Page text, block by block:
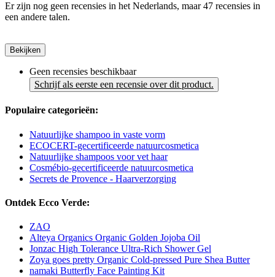
Er zijn nog geen recensies in het Nederlands, maar 47 recensies in
een andere talen.
Bekijken
Geen recensies beschikbaar
Schrijf als eerste een recensie over dit product.
Populaire categorieën:
Natuurlijke shampoo in vaste vorm
ECOCERT-gecertificeerde natuurcosmetica
Natuurlijke shampoos voor vet haar
Cosmébio-gecertificeerde natuurcosmetica
Secrets de Provence - Haarverzorging
Ontdek Ecco Verde:
ZAO
Alteya Organics Organic Golden Jojoba Oil
Jonzac High Tolerance Ultra-Rich Shower Gel
Zoya goes pretty Organic Cold-pressed Pure Shea Butter
namaki Butterfly Face Painting Kit